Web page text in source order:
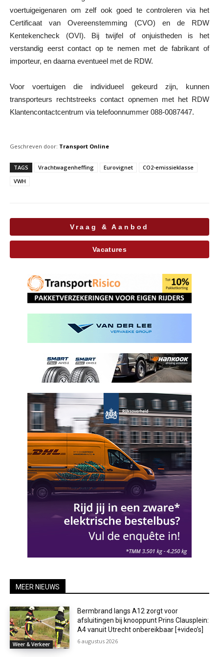
voertuigeigenaren om zelf ook goed te controleren via het
Certificaat van Overeenstemming (CVO) en de RDW
Kentekencheck (OVI). Bij twijfel of onjuistheden is het
verstandig eerst contact op te nemen met de fabrikant of
importeur, en daarna eventueel met de RDW.
Voor voertuigen die individueel gekeurd zijn, kunnen
transporteurs rechtstreeks contact opnemen met het RDW
Klantencontactcentrum via telefoonnummer 088-0087447.
Geschreven door: Transport Online
TAGS Vrachtwagenheffing Eurovignet
CO2-emissieklasse
VWH
Vraag & Aanbod
Vacatures
MEER NIEUWS
Weer & Verkeer
Bermbrand langs A12 zorgt voor
afsluitingen bij knooppunt Prins Clausplein:
A4 vanuit Utrecht onbereikbaar [+video’s]
6 augustus 2026